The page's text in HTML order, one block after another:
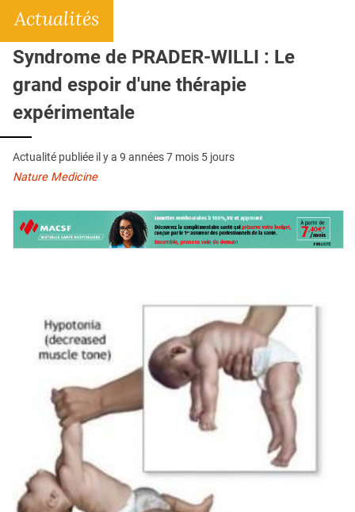
PUBLICITÉ
CRÉDITS
Actualités
Syndrome de PRADER-WILLI : Le
grand espoir d'une thérapie
expérimentale
Actualité publiée il y a 9 années 7 mois 5 jours
Nature Medicine